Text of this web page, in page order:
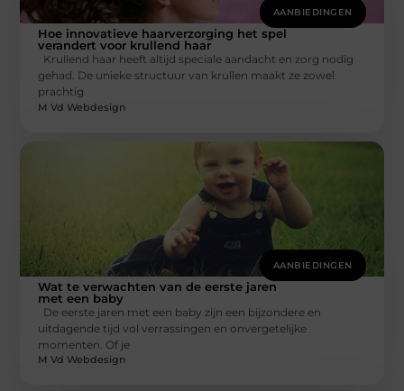
AANBIEDINGEN
Hoe innovatieve haarverzorging het spel
verandert voor krullend haar
Krullend haar heeft altijd speciale aandacht en zorg nodig
gehad. De unieke structuur van krullen maakt ze zowel
prachtig
M Vd Webdesign
AANBIEDINGEN
Wat te verwachten van de eerste jaren
met een baby
De eerste jaren met een baby zijn een bijzondere en
uitdagende tijd vol verrassingen en onvergetelijke
momenten. Of je
M Vd Webdesign